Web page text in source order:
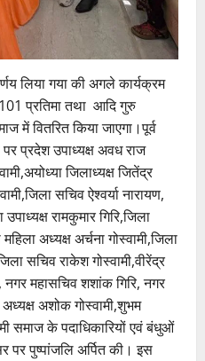
लिया गया की अगले कार्यक्रम
101 प्रतिमा तथा आदि गुरु
में वितरित किया जाएगा।पूर्व
पर प्रदेश उपाध्यक्ष अवध राज
जिलाध्यक्ष जितेंद्र
सचिव ऐश्वर्या नारायण,
रामकुमार गिरि,जिला
अध्यक्ष अर्चना गोस्वामी,जिला
सचिव राकेश गोस्वामी,वीरेंद्र
नगर महासचिव शशांक गिरि, नगर
अध्यक्ष अशोक गोस्वामी,शुभम
समाज के पदाधिकारियों एवं बंधुओं
पर पुष्पांजलि अर्पित की। इस